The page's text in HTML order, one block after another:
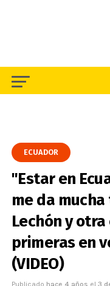
ECUADOR
"Estar en
me da
Lechón y
primeras en
(VIDEO)
Publicado hace 4 años el 3